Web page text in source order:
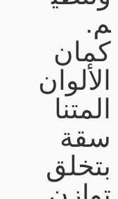
م.
كمان
الألوان
المتنا
سقة
بتخلق